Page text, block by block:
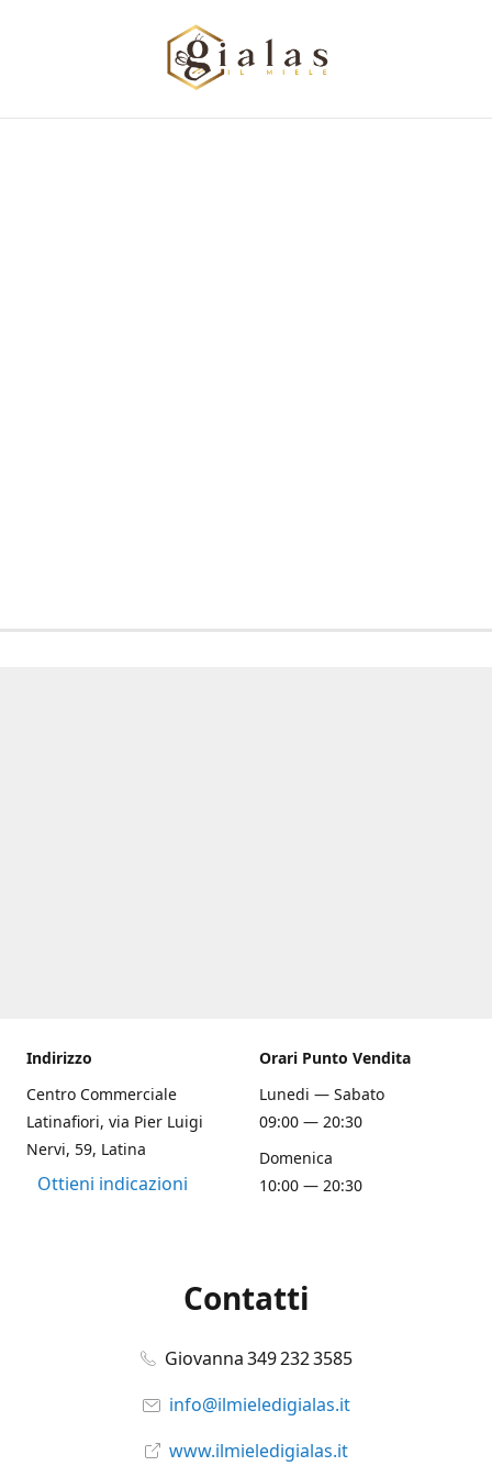
Indirizzo
Centro Commerciale
Latinafiori, via Pier Luigi
Nervi, 59, Latina
Ottieni indicazioni
Orari Punto Vendita
Lunedi — Sabato
09:00 — 20:30
Domenica
10:00 — 20:30
Contatti
Giovanna 349 232 3585
info@ilmieledigialas.it
www.ilmieledigialas.it